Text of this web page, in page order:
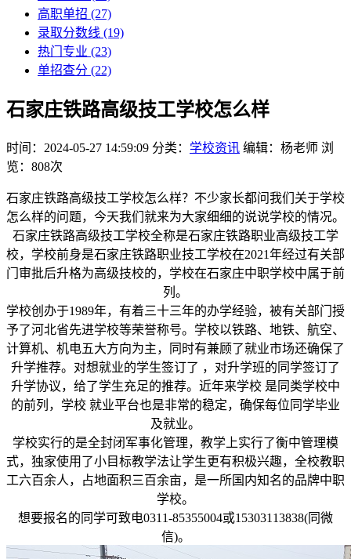
高职单招 (27)
录取分数线 (19)
热门专业 (23)
单招查分 (22)
石家庄铁路高级技工学校怎么样
时间：2024-05-27 14:59:09 分类： 学校资讯 编辑：杨老师 浏
览：808次
石家庄铁路高级技工学校怎么样？不少家长都问我们关于学校
怎么样的问题，今天我们就来为大家细细的说说学校的情况。
石家庄铁路高级技工学校全称是石家庄铁路职业高级技工学
校，学校前身是石家庄铁路职业技工学校在2021年经过有关部
门审批后升格为高级技校的，学校在石家庄中职学校中属于前
列。
学校创办于1989年，有着三十三年的办学经验，被有关部门授
予了河北省先进学校等荣誉称号。学校以铁路、地铁、航空、
计算机、机电五大方向为主，同时有兼顾了就业市场还确保了
升学推荐。对想就业的学生签订了 ，对升学班的同学签订了
升学协议，给了学生充足的推荐。近年来学校 是同类学校中
的前列，学校 就业平台也是非常的稳定，确保每位同学毕业
及就业。
学校实行的是全封闭军事化管理，教学上实行了衡中管理模
式，独家使用了小目标教学法让学生更有积极兴趣，全校教职
工六百余人，占地面积三百余亩，是一所国内知名的品牌中职
学校。
想要报名的同学可致电0311-85355004或15303113838(同微
信)。